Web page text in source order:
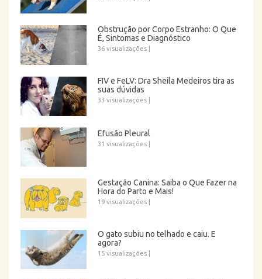
Obstrução por Corpo Estranho: O Que
É, Sintomas e Diagnóstico
36 visualizações
FIV e FeLV: Dra Sheila Medeiros tira as
suas dúvidas
33 visualizações
Efusão Pleural
31 visualizações
Gestação Canina: Saiba o Que Fazer na
Hora do Parto e Mais!
19 visualizações
O gato subiu no telhado e caiu. E
agora?
15 visualizações